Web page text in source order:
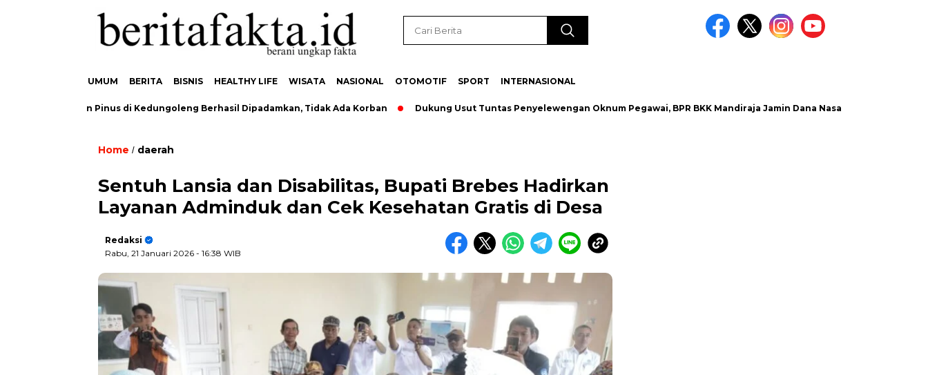
UMUM BERITA BISNIS HEALTHY LIFE WISATA NASIONAL OTOMOTIF SPORT INTERNASIONAL
Hutan Pinus di Kedungoleng Berhasil Dipadamkan, Tidak Ada Korban Dukung Usut Tuntas Penyelewengan Oknum Pegawai, BPR BKK Mandiraja Jamin Dana Nasabah Aman
Home / daerah
Sentuh Lansia dan Disabilitas, Bupati Brebes Hadirkan
Layanan Adminduk dan Cek Kesehatan Gratis di Desa
Redaksi
Rabu, 21 Januari 2026 - 16:38 WIB